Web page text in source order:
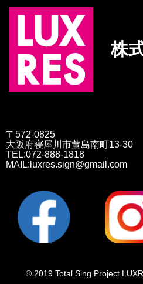
株
〒572-0825
大阪府寝屋川市萱島南町13-30
TEL:072-888-1818
MAIL:luxres.sign@gmail.com
© 2019 Total Sing Project